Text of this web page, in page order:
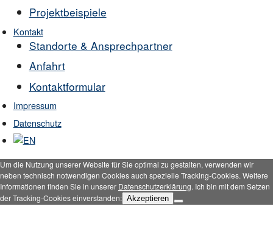
Projektbeispiele
Kontakt
Standorte & Ansprechpartner
Anfahrt
Kontaktformular
Impressum
Datenschutz
Um die Nutzung unserer Website für Sie optimal zu gestalten, verwenden wir
neben technisch notwendigen Cookies auch spezielle Tracking-Cookies. Weitere
Informationen finden Sie in unserer Datenschutzerklärung. Ich bin mit dem Setzen
der Tracking-Cookies einverstanden: Akzeptieren